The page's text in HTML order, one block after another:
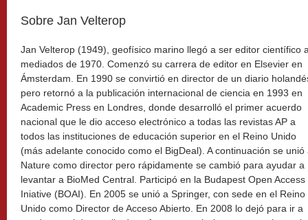
Sobre Jan Velterop
Jan Velterop (1949), geofísico marino llegó a ser editor científico
mediados de 1970. Comenzó su carrera de editor en Elsevier en
Ámsterdam. En 1990 se convirtió en director de un diario
pero retornó a la publicación internacional de ciencia en 1993 en
Academic Press en Londres, donde desarrolló el primer acuerdo
nacional que le dio acceso electrónico a todas las revistas AP a
todos las instituciones de educación superior en el Reino Unido
(más adelante conocido como el BigDeal). A continuación se unió
Nature como director pero rápidamente se cambió para ayudar a
levantar a BioMed Central. Participó en la Budapest Open Access
Iniative (BOAI). En 2005 se unió a Springer, con sede en el Reino
Unido como Director de Acceso Abierto. En 2008 lo dejó para ir a